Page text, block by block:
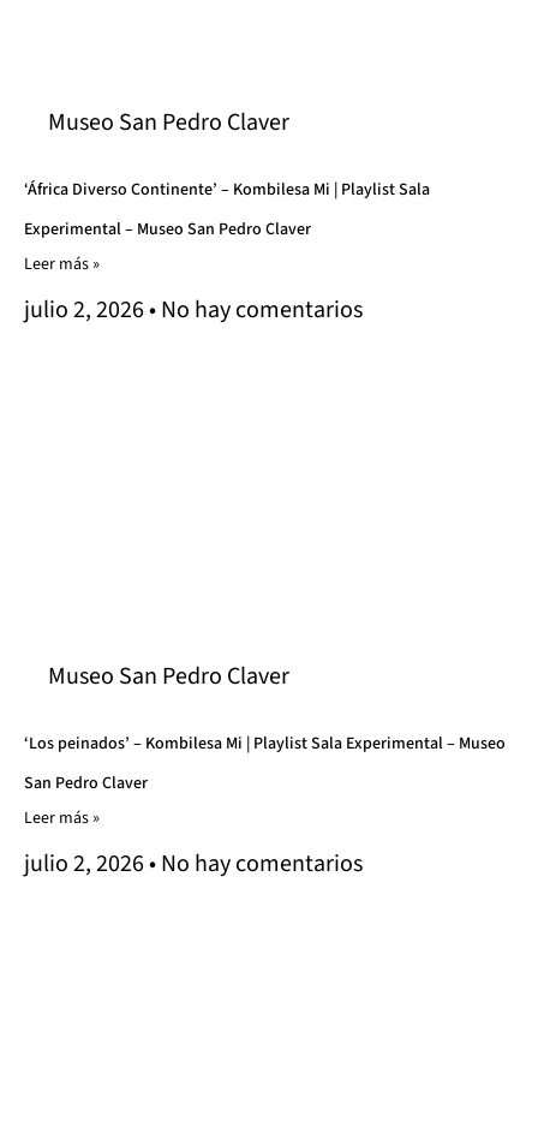
Museo San Pedro Claver
‘África Diverso Continente’ – Kombilesa Mi | Playlist Sala
Experimental – Museo San Pedro Claver
Leer más »
julio 2, 2026 No hay comentarios
Museo San Pedro Claver
‘Los peinados’ – Kombilesa Mi | Playlist Sala Experimental – Museo
San Pedro Claver
Leer más »
julio 2, 2026 No hay comentarios